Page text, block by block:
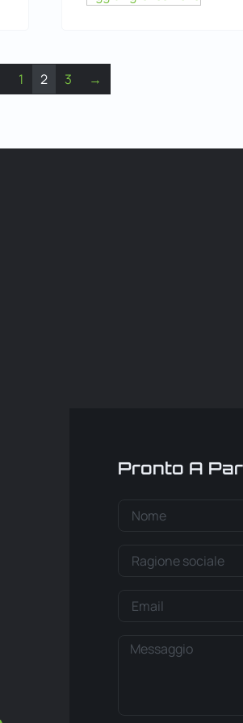
1 2 3 →
Pronto A